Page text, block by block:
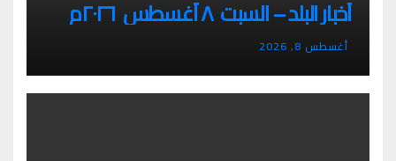
أخبار البلد – السبت ٨ أغسطس ٢٠٢٦م
أغسطس 8, 2026